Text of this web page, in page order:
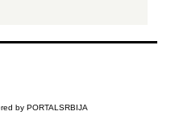
by PORTALSRBIJA